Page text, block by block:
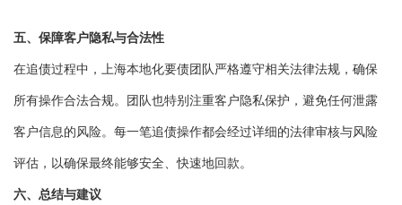
五、保障客户隐私与合法性
在追债过程中，上海本地化要债团队严格遵守相关法律法规，确保
所有操作合法合规。团队也特别注重客户隐私保护，避免任何泄露
客户信息的风险。每一笔追债操作都会经过详细的法律审核与风险
评估，以确保最终能够安全、快速地回款。
六、总结与建议